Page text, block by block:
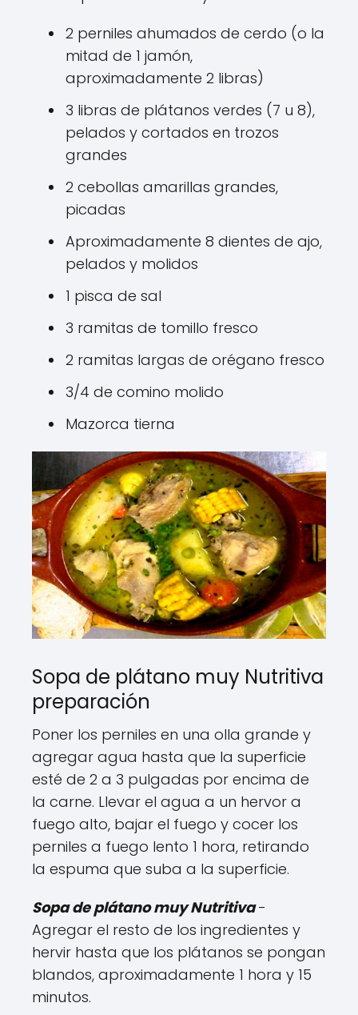
2 perniles ahumados de cerdo (o la
mitad de 1 jamón,
aproximadamente 2 libras)
3 libras de plátanos verdes (7 u 8),
pelados y cortados en trozos
grandes
2 cebollas amarillas grandes,
picadas
Aproximadamente 8 dientes de ajo,
pelados y molidos
1 pisca de sal
3 ramitas de tomillo fresco
2 ramitas largas de orégano fresco
3/4 de comino molido
Mazorca tierna
Sopa de plátano muy Nutritiva
preparación
Poner los perniles en una olla grande y
agregar agua hasta que la superficie
esté de 2 a 3 pulgadas por encima de
la carne. Llevar el agua a un hervor a
fuego alto, bajar el fuego y cocer los
perniles a fuego lento 1 hora, retirando
la espuma que suba a la superficie.
Sopa de plátano muy Nutritiva -
Agregar el resto de los ingredientes y
hervir hasta que los plátanos se pongan
blandos, aproximadamente 1 hora y 15
minutos.